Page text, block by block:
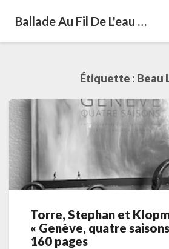
Ballade Au Fil De L'eau …
Étiquette : Beau
Torre,
Stephan
et
Torre, Stephan et
« Genève, quatre
160 pages